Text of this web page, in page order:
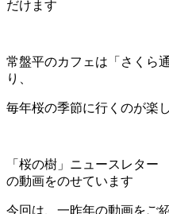
だけます
常盤平のカフェは「さくら
り、
毎年桜の季節に行くのが楽
「桜の樹」ニュースレタ
の動画をのせています
今回は、一昨年の動画をご